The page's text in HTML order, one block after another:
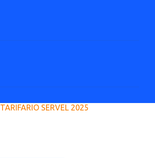
TARIFARIO SERVEL 2025